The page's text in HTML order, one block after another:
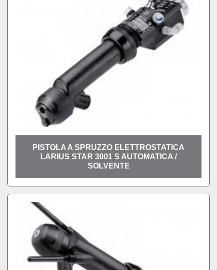
PISTOLA A SPRUZZO ELETTROSTATICA
LARIUS STAR 3001 S AUTOMATICA /
SOLVENTE